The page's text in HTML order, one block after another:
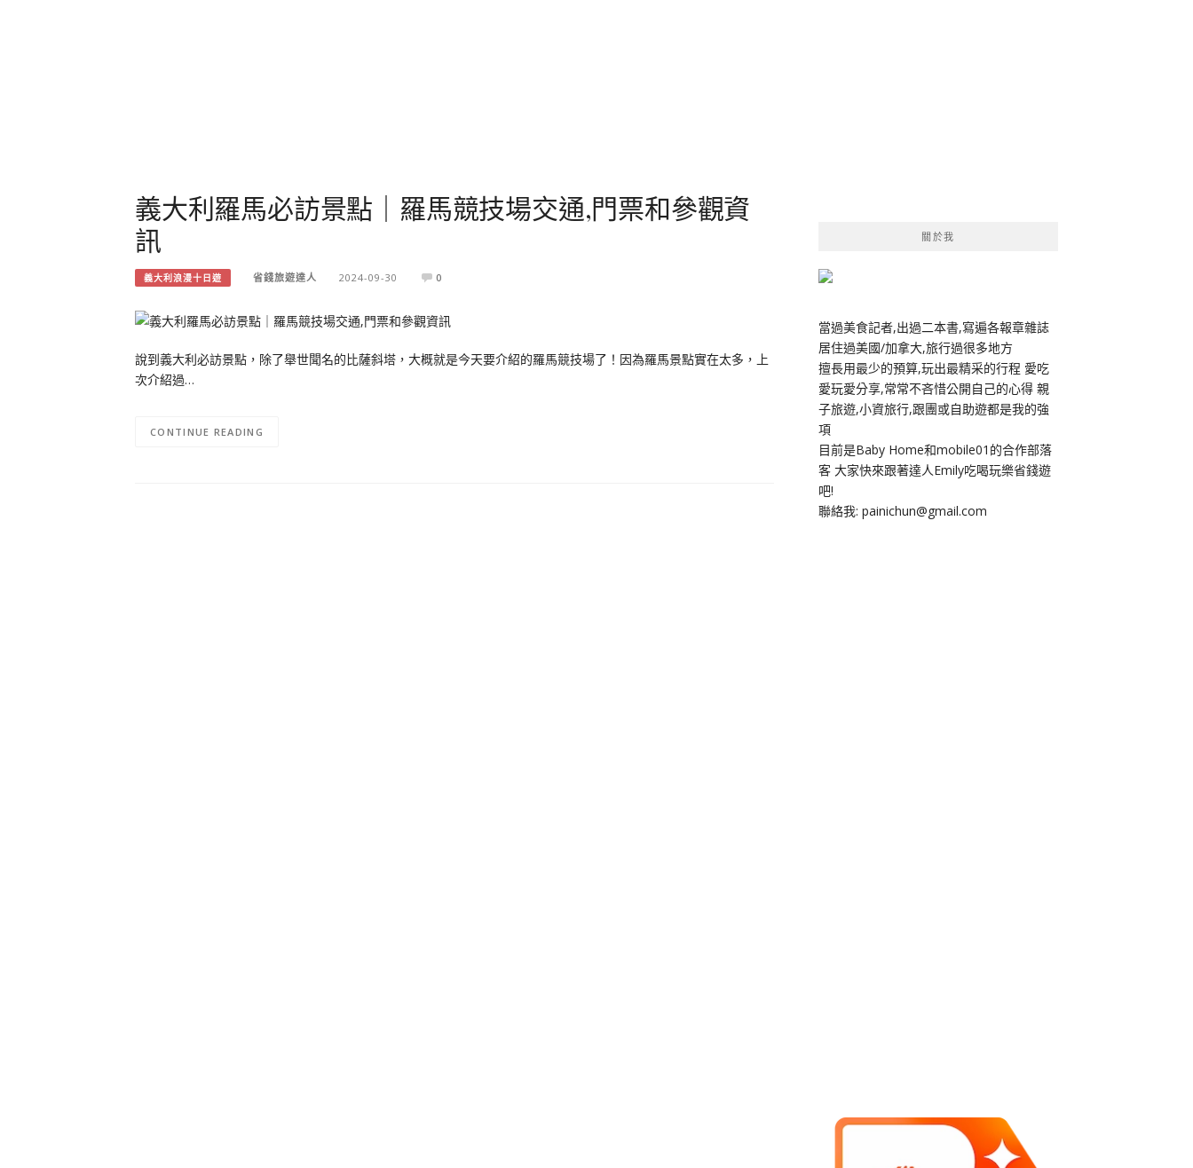
義大利羅馬必訪景點｜羅馬競技場交通,門票和參觀資
訊
義大利浪漫十日遊 省錢旅遊達人 2024-09-30 0
說到義大利必訪景點，除了舉世聞名的比薩斜塔，大概就是今天要介紹的羅馬競技場了！因為羅馬景點實在太多，上
次介紹過…
CONTINUE READING
關於我
當過美食記者,出過二本書,寫遍各報章雜誌
居住過美國/加拿大,旅行過很多地方
擅長用最少的預算,玩出最精采的行程 愛吃
愛玩愛分享,常常不吝惜公開自己的心得 親
子旅遊,小資旅行,跟團或自助遊都是我的強
項
目前是Baby Home和mobile01的合作部落
客 大家快來跟著達人Emily吃喝玩樂省錢遊
吧!
聯絡我: painichun@gmail.com